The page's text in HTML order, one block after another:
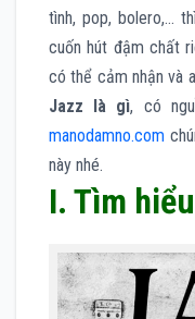
tình, pop, bolero,…
cuốn hút đậm chất
có thể cảm nhận và
Jazz là gì, có
manodamno.com
này nhé.
I. Tìm